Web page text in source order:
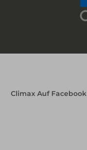
Climax Auf Facebook